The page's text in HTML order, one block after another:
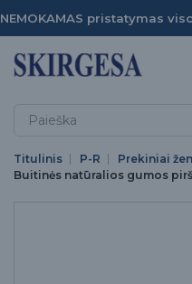
NEMOKAMAS pristatymas
Titulinis P-R Prekiniai
Buitinės natūralios gumos